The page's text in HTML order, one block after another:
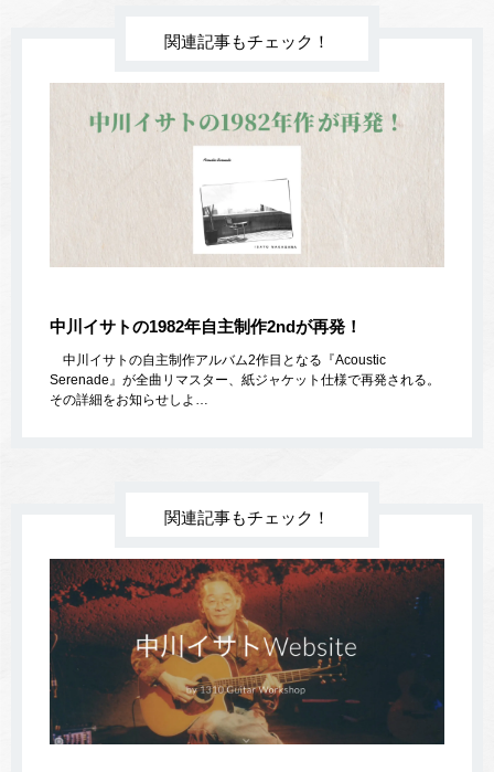
関連記事もチェック！
中川イサトの1982年自主制作2ndが再発！
中川イサトの自主制作アルバム2作目となる『Acoustic
Serenade』が全曲リマスター、紙ジャケット仕様で再発される。
その詳細をお知らせしよ…
関連記事もチェック！